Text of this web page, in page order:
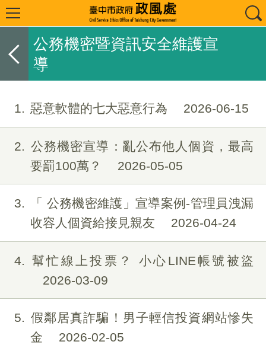
公務機密暨資訊安全維護宣
導
1 惡意軟體的七大惡意行為 2026-06-15
2
公務機密宣導：亂公布他人個資，最高
要罰100萬？
2026-05-05
3
「 公務機密維護」宣導案例-管理員洩漏
收容人個資給接見親友
2026-04-24
4
幫忙線上投票？ 小心LINE帳號被盜
2026-03-09
5
假鄰居真詐騙！男子輕信投資網站慘失
金
2026-02-05